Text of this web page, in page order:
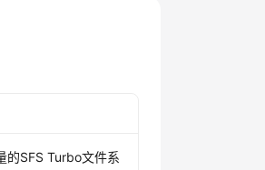
的SFS Turbo文件系